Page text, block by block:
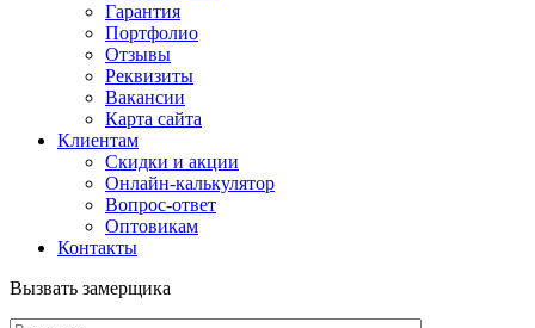
Гарантия
Портфолио
Отзывы
Реквизиты
Вакансии
Карта сайта
Клиентам
Скидки и акции
Онлайн-калькулятор
Вопрос-ответ
Оптовикам
Контакты
Вызвать замерщика